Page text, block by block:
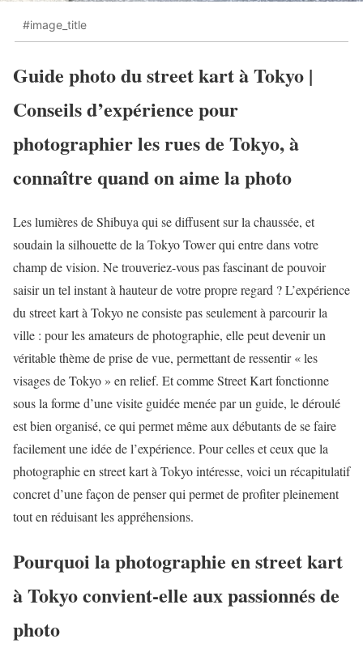
#image_title
Guide photo du street kart à Tokyo |
Conseils d’expérience pour
photographier les rues de Tokyo, à
connaître quand on aime la photo
Les lumières de Shibuya qui se diffusent sur la chaussée, et
soudain la silhouette de la Tokyo Tower qui entre dans votre
champ de vision. Ne trouveriez-vous pas fascinant de pouvoir
saisir un tel instant à hauteur de votre propre regard ? L’expérience
du street kart à Tokyo ne consiste pas seulement à parcourir la
ville : pour les amateurs de photographie, elle peut devenir un
véritable thème de prise de vue, permettant de ressentir « les
visages de Tokyo » en relief. Et comme Street Kart fonctionne
sous la forme d’une visite guidée menée par un guide, le déroulé
est bien organisé, ce qui permet même aux débutants de se faire
facilement une idée de l’expérience. Pour celles et ceux que la
photographie en street kart à Tokyo intéresse, voici un récapitulatif
concret d’une façon de penser qui permet de profiter pleinement
tout en réduisant les appréhensions.
Pourquoi la photographie en street kart
à Tokyo convient-elle aux passionnés de
photo